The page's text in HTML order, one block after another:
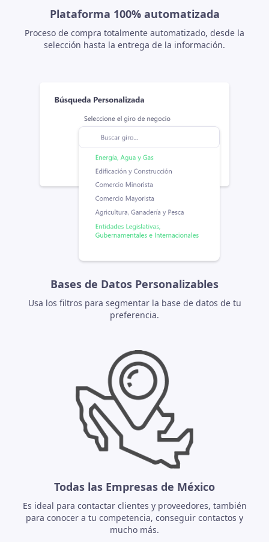
Plataforma 100% automatizada
Proceso de compra totalmente automatizado, desde la
selección hasta la entrega de la información.
Bases de Datos Personalizables
Usa los filtros para segmentar la base de datos de tu
preferencia.
Todas las Empresas de México
Es ideal para contactar clientes y proveedores, también
para conocer a tu competencia, conseguir contactos y
mucho más.